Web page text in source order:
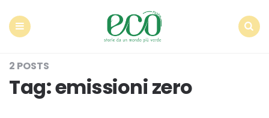
2 POSTS
Tag:emissioni zero